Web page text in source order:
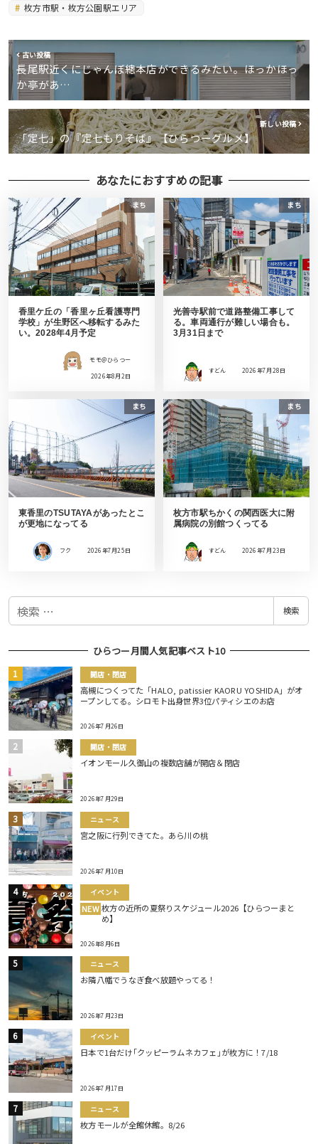
枚方市駅・枚方公園駅エリア
古い投稿
長尾駅近くにじゃんぼ總本店ができるみたい。ほっかほっ
か亭があ…
新しい投稿
「定七」の『定七もりそば』【ひらつーグルメ】
あなたにおすすめの記事
まち
香里ケ丘の「香里ヶ丘看護専門
学校」が生野区へ移転するみた
い。2028年4月予定
モモ＠ひらつー
2026年8月2日
まち
光善寺駅前で道路整備工事して
る。車両通行が難しい場合も。
3月31日まで
すどん 2026年7月28日
まち
東香里のTSUTAYAがあったとこ
が更地になってる
フク 2026年7月25日
まち
枚方市駅ちかくの関西医大に附
属病院の別館つくってる
すどん 2026年7月23日
検
検索
ひらつー月間人気記事ベスト10
開店・閉店
高槻につくってた「HALO, patissier KAORU YOSHIDA」がオ
ープンしてる。シロモト出身世界3位パティシエのお店
2026年7月26日
開店・閉店
イオンモール久御山の複数店舗が開店＆閉店
2026年7月29日
ニュース
宮之阪に行列できてた。あら川の桃
2026年7月10日
イベント
NEW 枚方の近所の夏祭りスケジュール2026【ひらつーまと
め】
2026年8月6日
ニュース
お隣八幡でうなぎ食べ放題やってる！
2026年7月23日
イベント
日本で1台だけ｢クッピーラムネカフェ｣が枚方に！7/18
2026年7月17日
ニュース
枚方モールが全館休館。8/26